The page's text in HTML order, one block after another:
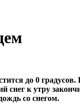
до 0
снег к утру
со снегом.